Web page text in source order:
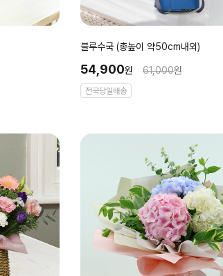
블루수국 (총높이 약50cm내외)
54,900원 61,000원
전국당일배송